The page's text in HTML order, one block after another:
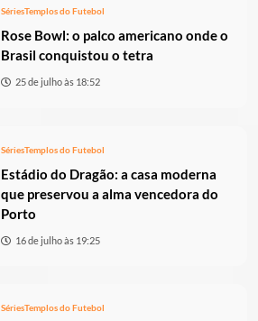
SériesTemplos do Futebol
Rose Bowl: o palco americano onde o
Brasil conquistou o tetra
25 de julho às 18:52
SériesTemplos do Futebol
Estádio do Dragão: a casa moderna
que preservou a alma vencedora do
Porto
16 de julho às 19:25
SériesTemplos do Futebol